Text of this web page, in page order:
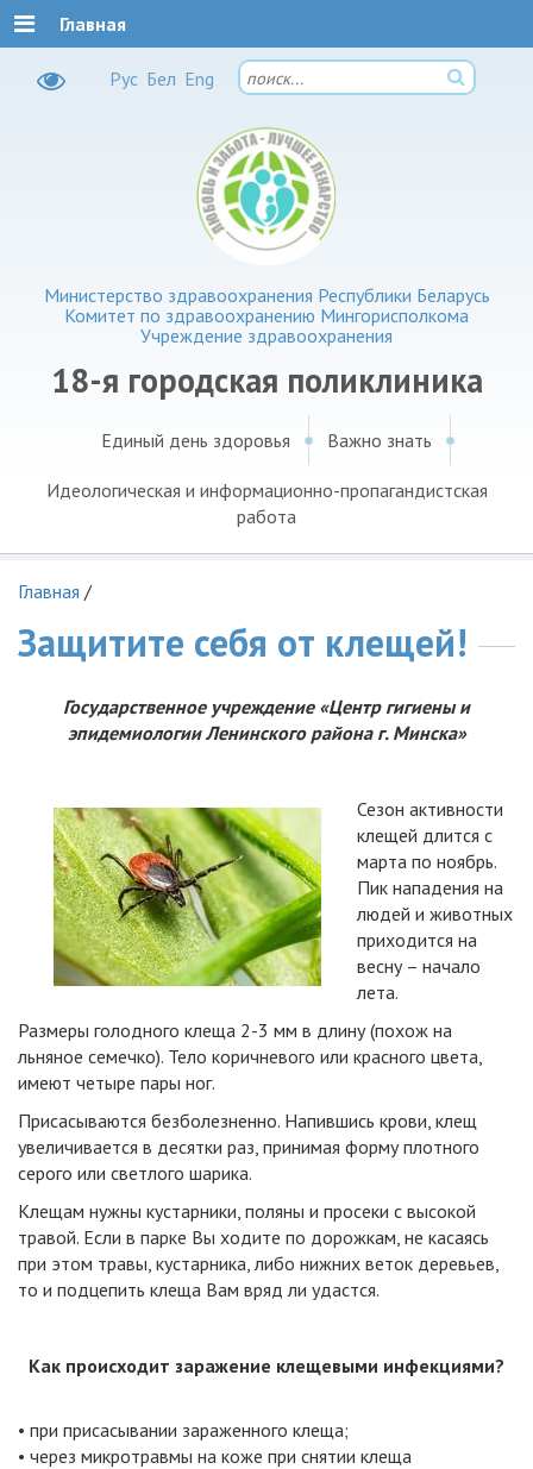
Рус Бел Eng
Министерство здравоохранения Республики Беларусь
Комитет по здравоохранению Мингорисполкома
Учреждение здравоохранения
18-я городская поликлиника
Главная
Единый день здоровья Важно знать
Идеологическая и информационно-пропагандистская
работа
Главная /
Защитите себя от клещей!
Государственное учреждение «Центр гигиены и
эпидемиологии Ленинского района г. Минска»
Сезон активности
клещей длится с
марта по ноябрь.
Пик нападения на
людей и животных
приходится на
весну – начало
лета.
Размеры голодного клеща 2-3 мм в длину (похож на
льняное семечко). Тело коричневого или красного цвета,
имеют четыре пары ног.
Присасываются безболезненно. Напившись крови, клещ
увеличивается в десятки раз, принимая форму плотного
серого или светлого шарика.
Клещам нужны кустарники, поляны и просеки с высокой
травой. Если в парке Вы ходите по дорожкам, не касаясь
при этом травы, кустарника, либо нижних веток деревьев,
то и подцепить клеща Вам вряд ли удастся.
Как происходит заражение клещевыми инфекциями?
• при присасывании зараженного клеща;
• через микротравмы на коже при снятии клеща